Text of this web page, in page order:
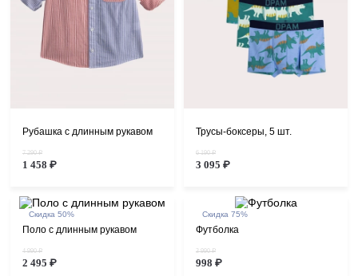
Рубашка с длинным рукавом
7 290 ₽
1 458 ₽
Трусы-боксеры, 5 шт.
6 190 ₽
3 095 ₽
Скидка 50%
Поло с длинным рукавом
4 990 ₽
2 495 ₽
Скидка 75%
Футболка
3 990 ₽
998 ₽